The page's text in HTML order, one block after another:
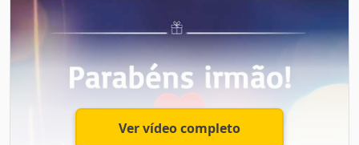
minha você ter nos escolhido, não?
Parabéns pelo seu dia, meu amor! Você é o príncipe da
família e a gente te adora mais do que tudo nesse
mundo! Muito obrigada por ser meu irmãozinho!
Ver vídeo completo